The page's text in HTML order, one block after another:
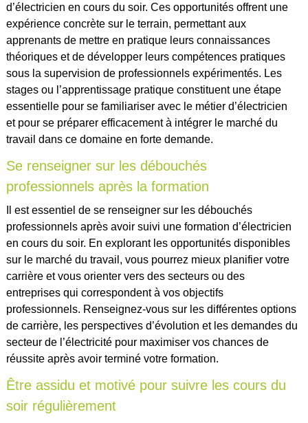
d’électricien en cours du soir. Ces opportunités offrent une
expérience concrète sur le terrain, permettant aux
apprenants de mettre en pratique leurs connaissances
théoriques et de développer leurs compétences pratiques
sous la supervision de professionnels expérimentés. Les
stages ou l’apprentissage pratique constituent une étape
essentielle pour se familiariser avec le métier d’électricien
et pour se préparer efficacement à intégrer le marché du
travail dans ce domaine en forte demande.
Se renseigner sur les débouchés
professionnels après la formation
Il est essentiel de se renseigner sur les débouchés
professionnels après avoir suivi une formation d’électricien
en cours du soir. En explorant les opportunités disponibles
sur le marché du travail, vous pourrez mieux planifier votre
carrière et vous orienter vers des secteurs ou des
entreprises qui correspondent à vos objectifs
professionnels. Renseignez-vous sur les différentes options
de carrière, les perspectives d’évolution et les demandes du
secteur de l’électricité pour maximiser vos chances de
réussite après avoir terminé votre formation.
Être assidu et motivé pour suivre les cours du
soir régulièrement